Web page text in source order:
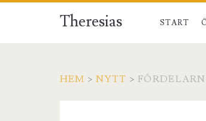
Theresias START
HEM >NYTT >